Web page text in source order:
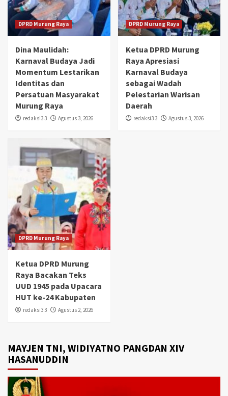
DPRD Murung Raya
Dina Maulidah:
Karnaval Budaya Jadi
Momentum Lestarikan
Identitas dan
Persatuan Masyarakat
Murung Raya
redaksi3 3 Agustus 3, 2026
DPRD Murung Raya
Ketua DPRD Murung
Raya Apresiasi
Karnaval Budaya
sebagai Wadah
Pelestarian Warisan
Daerah
redaksi3 3 Agustus 3, 2026
DPRD Murung Raya
Ketua DPRD Murung
Raya Bacakan Teks
UUD 1945 pada Upacara
HUT ke-24 Kabupaten
redaksi3 3 Agustus 2, 2026
MAYJEN TNI, WIDIYATNO PANGDAN XIV
HASANUDDIN